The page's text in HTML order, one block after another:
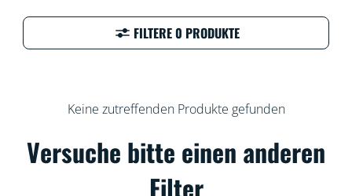
FILTERE 0 PRODUKTE
Keine zutreffenden Produkte gefunden
Versuche bitte einen anderen
Filter